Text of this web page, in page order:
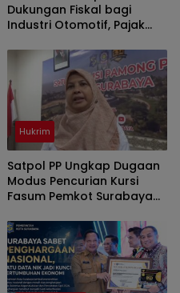
Dukungan Fiskal bagi
Industri Otomotif, Pajak
Perlindungan Leasing Jadi
Sorotan
Hukrim
Satpol PP Ungkap Dugaan
Modus Pencurian Kursi
Fasum Pemkot Surabaya